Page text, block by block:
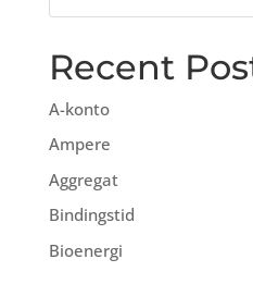
Recent
A-konto
Ampere
Aggregat
Bindingstid
Bioenergi